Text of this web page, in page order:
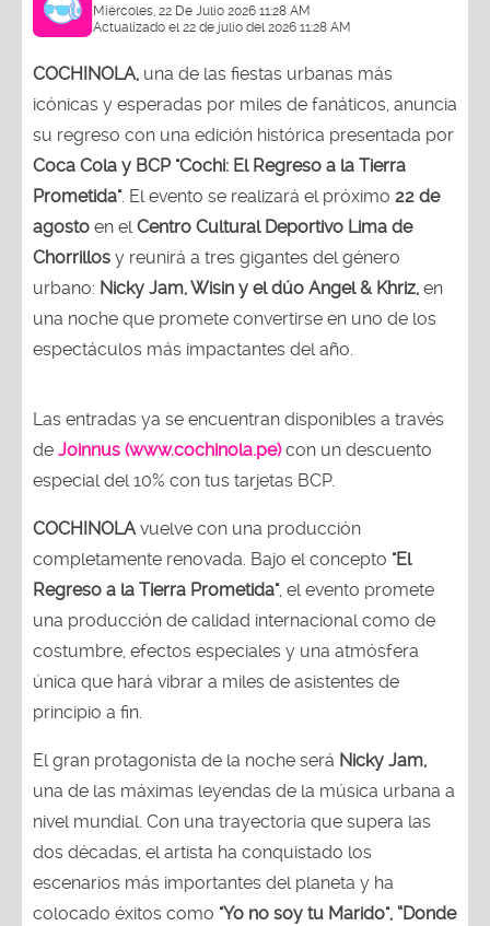
Miércoles, 22 De Julio 2026 11:28 AM
Actualizado el 22 de julio del 2026 11:28 AM
COCHINOLA, una de las fiestas urbanas más
icónicas y esperadas por miles de fanáticos, anuncia
su regreso con una edición histórica presentada por
Coca Cola y BCP "Cochi: El Regreso a la Tierra
Prometida". El evento se realizará el próximo 22 de
agosto en elCentro Cultural Deportivo Lima de
Chorrillos y reunirá a tres gigantes del género
urbano: Nicky Jam, Wisin y el dúo Angel & Khriz, en
una noche que promete convertirse en uno de los
espectáculos más impactantes del año.
Las entradas ya se encuentran disponibles a través
de Joinnus (www.cochinola.pe)con un descuento
especial del 10% con tus tarjetas BCP.
COCHINOLAvuelve con una producción
completamente renovada. Bajo el concepto "El
Regreso a la Tierra Prometida", el evento promete
una producción de calidad internacional como de
costumbre, efectos especiales y una atmósfera
única que hará vibrar a miles de asistentes de
principio a fin.
El gran protagonista de la noche será Nicky Jam,
una de las máximas leyendas de la música urbana a
nivel mundial. Con una trayectoria que supera las
dos décadas, el artista ha conquistado los
escenarios más importantes del planeta y ha
colocado éxitos como "Yo no soy tu Marido", “Donde